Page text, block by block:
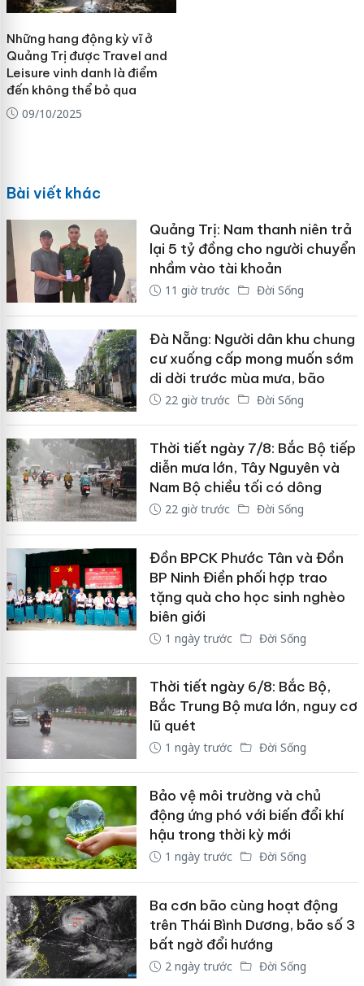
Những hang động kỳ vĩ ở
Quảng Trị được Travel and
Leisure vinh danh là điểm
đến không thể bỏ qua
09/10/2025
Bài viết khác
Quảng Trị: Nam thanh niên trả
lại 5 tỷ đồng cho người chuyển
nhầm vào tài khoản
11 giờ trước Đời Sống
Đà Nẵng: Người dân khu chung
cư xuống cấp mong muốn sớm
di dời trước mùa mưa, bão
22 giờ trước Đời Sống
Thời tiết ngày 7/8: Bắc Bộ tiếp
diễn mưa lớn, Tây Nguyên và
Nam Bộ chiều tối có dông
22 giờ trước Đời Sống
Đồn BPCK Phước Tân và Đồn
BP Ninh Điền phối hợp trao
tặng quà cho học sinh nghèo
biên giới
1 ngày trước Đời Sống
Thời tiết ngày 6/8: Bắc Bộ,
Bắc Trung Bộ mưa lớn, nguy cơ
lũ quét
1 ngày trước Đời Sống
Bảo vệ môi trường và chủ
động ứng phó với biến đổi khí
hậu trong thời kỳ mới
1 ngày trước Đời Sống
Ba cơn bão cùng hoạt động
trên Thái Bình Dương, bão số 3
bất ngờ đổi hướng
2 ngày trước Đời Sống